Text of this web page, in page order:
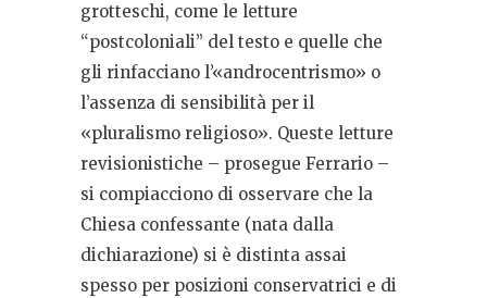
grotteschi, come le letture
“postcoloniali” del testo e quelle che
gli rinfacciano l’«androcentrismo» o
l’assenza di sensibilità per il
«pluralismo religioso». Queste letture
revisionistiche – prosegue Ferrario –
si compiacciono di osservare che la
Chiesa confessante (nata dalla
dichiarazione) si è distinta assai
spesso per posizioni conservatrici e di